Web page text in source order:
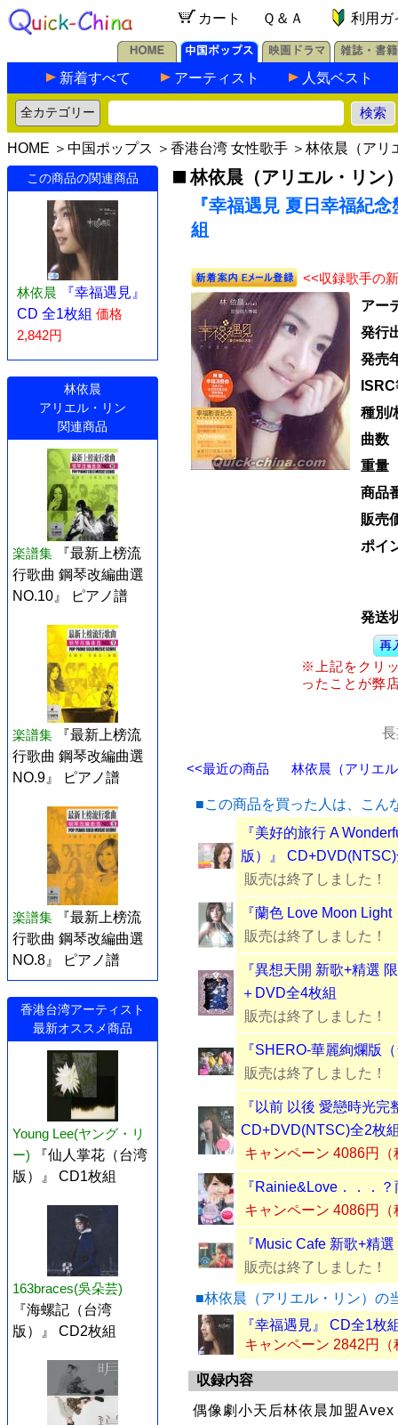
カート Ｑ＆Ａ 利用ガ
新着すべて アーティスト 人気ベスト
HOME ＞ 中国ポップス ＞ 香港台湾 女性歌手 ＞ 林依晨（アリ
この商品の関連商品
林依晨
『幸福遇見』
CD 全1枚組 価格
2,842円
林依晨
アリエル・リン
関連商品
楽譜集
『最新上榜流
行歌曲 鋼琴改編曲選
NO.10』 ピアノ譜
楽譜集
『最新上榜流
行歌曲 鋼琴改編曲選
NO.9』 ピアノ譜
楽譜集
『最新上榜流
行歌曲 鋼琴改編曲選
NO.8』 ピアノ譜
香港台湾アーティスト
最新オススメ商品
Young Lee(ヤング・リ
ー)
『仙人掌花（台湾
版）』 CD1枚組
163braces(吳朵芸)
『海螺記（台湾
版）』 CD2枚組
林依晨（アリエル・リン
『幸福遇見 夏日幸福紀
組
<<収録歌手の
アー
発行
発売
種別/
曲数
重量
商品
販売
ポイ
発送
※上記をクリ
ったことが弊
<<最近の商品 林依晨（アリエ
■この商品を買った人は、こん
『美好的旅行 A
版）』
販売は終了しました！
『蘭色 Love Moon
販売は終了しました！
『異想天開 新歌+精選
＋DVD全4枚組
販売は終了しました！
『SHERO-華麗絢爛版
販売は終了しました！
『以前 以後 愛戀時光
CD+DVD(NTSC)全2枚
キャンペーン 4086円（
『Rainie&Love．．．
キャンペーン 4086円（
『Music Cafe 新歌+精
販売は終了しました！
■林依晨（アリエル・リン）の
『幸福遇見』 CD全1枚
キャンペーン 2842円（
収録内容
偶像劇小天后林依晨加盟